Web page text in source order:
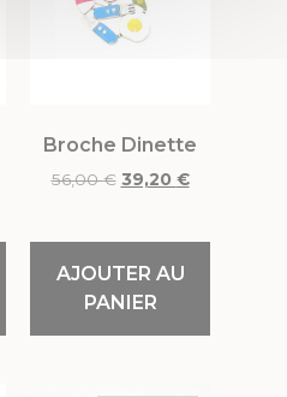
Broche Dinette
56,00€ 39,20 €
AJOUTER AU
PANIER